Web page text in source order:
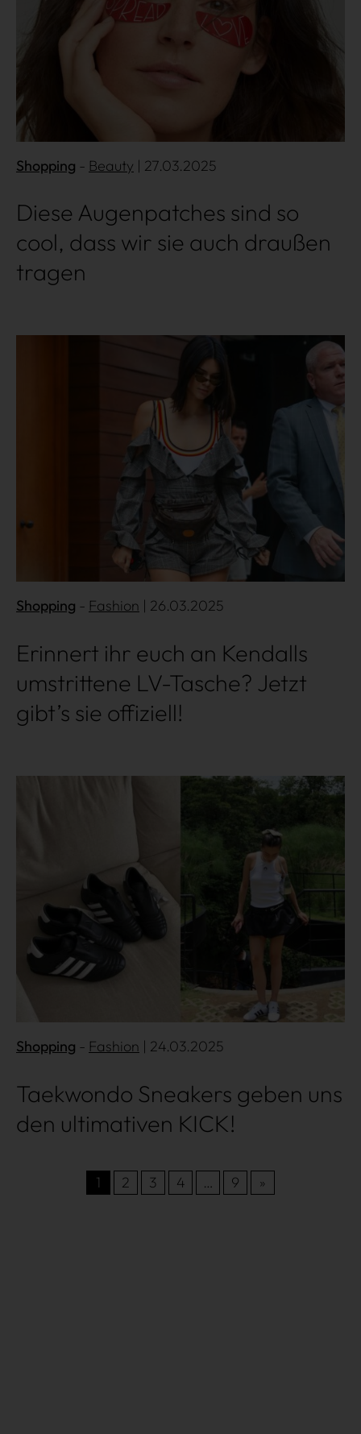
Datenschutz Impressum AGB
Shopping Beauty | 27.03.2025
Diese Augenpatches sind so
cool, dass wir sie auch draußen
tragen
Shopping Fashion | 26.03.2025
Erinnert ihr euch an Kendalls
umstrittene LV-Tasche? Jetzt
gibt’s sie offiziell!
Shopping Fashion | 24.03.2025
Taekwondo Sneakers geben uns
den ultimativen KICK!
1 2 3 4 … 9 »